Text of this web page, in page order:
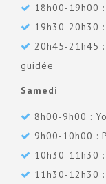
18h00-19h00
19h30-20h30
20h45-21h45
guidée
Samedi
8h00-9h00 :
9h00-10h00 :
10h30-11h30
11h30-12h30